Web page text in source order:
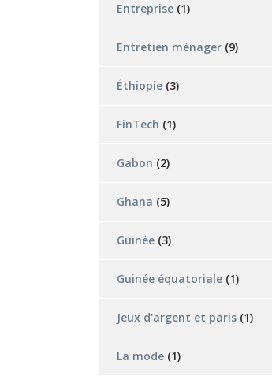
Entreprise (1)
Entretien ménager (9)
Éthiopie (3)
FinTech (1)
Gabon (2)
Ghana (5)
Guinée (3)
Guinée équatoriale (1)
Jeux d'argent et paris (1)
La mode (1)